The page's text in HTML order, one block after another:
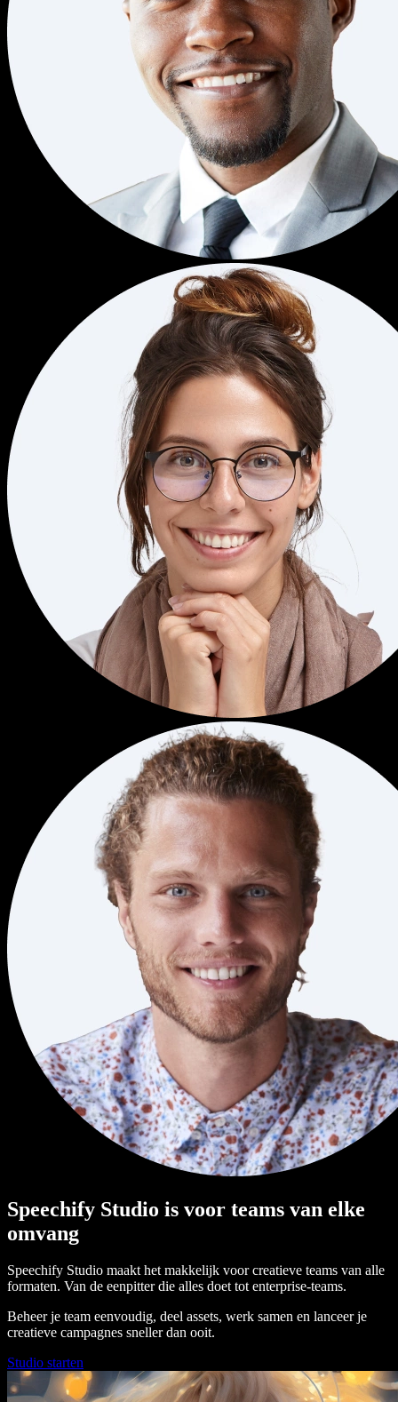
Speechify Studio is voor teams van elke
omvang
Speechify Studio maakt het makkelijk voor creatieve teams van alle
formaten. Van de eenpitter die alles doet tot enterprise-teams.
Beheer je team eenvoudig, deel assets, werk samen en lanceer je
creatieve campagnes sneller dan ooit.
Studio starten